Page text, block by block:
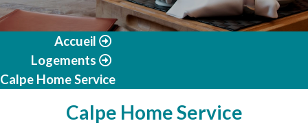
Accueil
Logements
Calpe Home Service
Calpe Home Service